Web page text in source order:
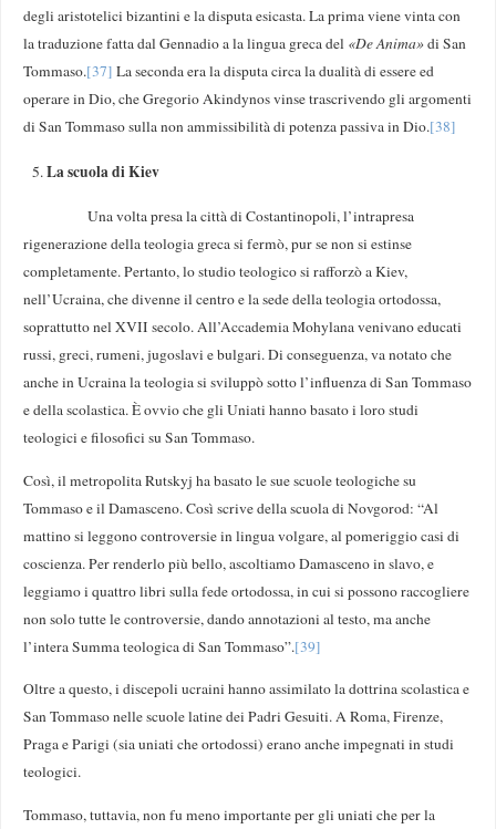
degli aristotelici bizantini e la disputa esicasta. La prima viene vinta con
la traduzione fatta dal Gennadio a la lingua greca del «De Anima» di San
Tommaso.[37] La seconda era la disputa circa la dualità di essere ed
operare in Dio, che Gregorio Akindynos vinse trascrivendo gli argomenti
di San Tommaso sulla non ammissibilità di potenza passiva in Dio.[38]
La scuola di Kiev
Una volta presa la città di Costantinopoli, l’intrapresa
rigenerazione della teologia greca si fermò, pur se non si estinse
completamente. Pertanto, lo studio teologico si rafforzò a Kiev,
nell’Ucraina, che divenne il centro e la sede della teologia ortodossa,
soprattutto nel XVII secolo. All’Accademia Mohylana venivano educati
russi, greci, rumeni, jugoslavi e bulgari. Di conseguenza, va notato che
anche in Ucraina la teologia si sviluppò sotto l’influenza di San Tommaso
e della scolastica. È ovvio che gli Uniati hanno basato i loro studi
teologici e filosofici su San Tommaso.
Così, il metropolita Rutskyj ha basato le sue scuole teologiche su
Tommaso e il Damasceno. Così scrive della scuola di Novgorod: “Al
mattino si leggono controversie in lingua volgare, al pomeriggio casi di
coscienza. Per renderlo più bello, ascoltiamo Damasceno in slavo, e
leggiamo i quattro libri sulla fede ortodossa, in cui si possono raccogliere
non solo tutte le controversie, dando annotazioni al testo, ma anche
l’intera Summa teologica di San Tommaso”.[39]
Oltre a questo, i discepoli ucraini hanno assimilato la dottrina scolastica e
San Tommaso nelle scuole latine dei Padri Gesuiti. A Roma, Firenze,
Praga e Parigi (sia uniati che ortodossi) erano anche impegnati in studi
teologici.
Tommaso, tuttavia, non fu meno importante per gli uniati che per la